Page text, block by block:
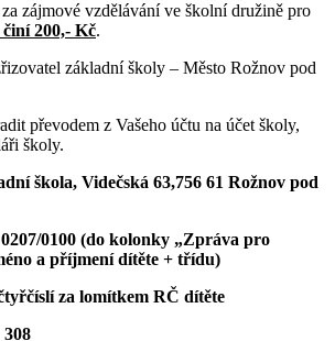
za zájmové vzdělávání ve školní družině pro
činí 200,- Kč.
základní školy – Město Rožnov pod
převodem z Vašeho účtu na účet školy,
školy.
škola, Videčská 63,756 61 Rožnov pod
0100 (do kolonky „Zpráva pro
a příjmení dítěte + třídu)
za lomítkem RČ dítěte